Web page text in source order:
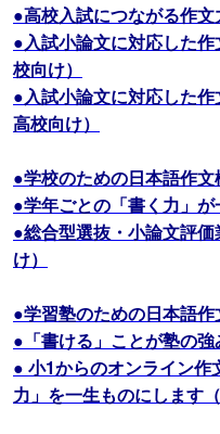
●高校入試につながる作
●入試小論文に対応した
校向け）
●入試小論文に対応した
高校向け）
●学校のための日本語作文
●学年ごとの「書く力」が
●総合型選抜・小論文評
け）
●学習塾のための日本語作
●「書ける」ことが塾の強
● 小1からのオンライン作
力」を一生ものにします